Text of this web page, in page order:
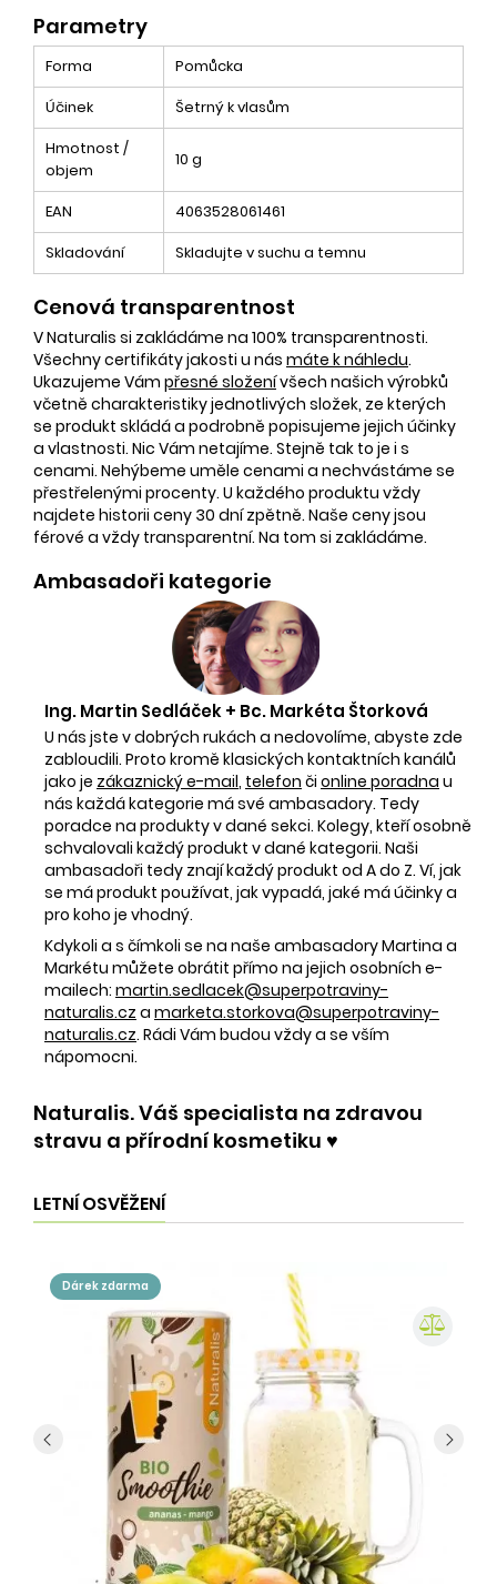
Parametry
Forma
Pomůcka
Účinek
Šetrný k vlasům
Hmotnost /
objem
10 g
EAN
4063528061461
Skladování
Skladujte v suchu a temnu
Cenová transparentnost
V Naturalis si zakládáme na 100% transparentnosti.
Všechny certifikáty jakosti u nás máte k náhledu.
Ukazujeme Vám přesné složenívšech našich výrobků
včetně charakteristiky jednotlivých složek, ze kterých
se produkt skládá a podrobně popisujeme jejich účinky
a vlastnosti. Nic Vám netajíme. Stejně tak to je i s
cenami. Nehýbeme uměle cenami a nechvástáme se
přestřelenými procenty. U každého produktu vždy
najdete historii ceny 30 dní zpětně. Naše ceny jsou
férové a vždy transparentní. Na tom si zakládáme.
Ambasadoři kategorie
Ing. Martin Sedláček + Bc. Markéta Štorková
U nás jste v dobrých rukách a nedovolíme, abyste zde
zabloudili. Proto kromě klasických kontaktních kanálů
jako je zákaznický e-mail, telefon či online poradna u
nás každá kategorie má své ambasadory. Tedy
poradce na produkty v dané sekci. Kolegy, kteří osobně
schvalovali každý produkt v dané kategorii. Naši
ambasadoři tedy znají každý produkt od A do Z. Ví, jak
se má produkt používat, jak vypadá, jaké má účinky a
pro koho je vhodný.
Kdykoli a s čímkoli se na naše ambasadory Martina a
Markétu můžete obrátit přímo na jejich osobních e-
mailech: martin.sedlacek@superpotraviny-
naturalis.cz a marketa.storkova@superpotraviny-
naturalis.cz. Rádi Vám budou vždy a se vším
nápomocni.
Naturalis. Váš specialista na zdravou
stravu a přírodní kosmetiku ♥️
LETNÍ OSVĚŽENÍ
dárek zdarma